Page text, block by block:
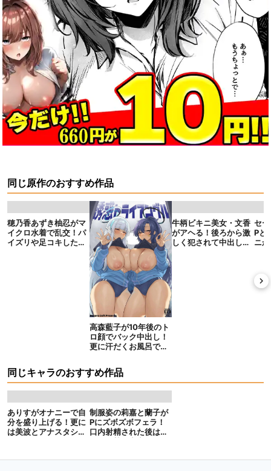
同じ原作のおすすめ作品
穂乃香あずき柚忍がマ
イクロ水着で乱交！パ
イズリや足コキしたり
高森藍子が10年後のト
ロ顔でバック中出し！
更に汗だくお風呂でお
牛柄ビキニ美女・文香
がアヘる！後ろから激
しく犯されて中出しを
セ
Pと
ニ
同じキャラのおすすめ作品
ありすがオナニーで自
分を盛り上げる！更に
は美波とアナスタシア
制服姿の莉嘉と蘭子が
Pにズボズボフェラ！
口内射精された後はバ